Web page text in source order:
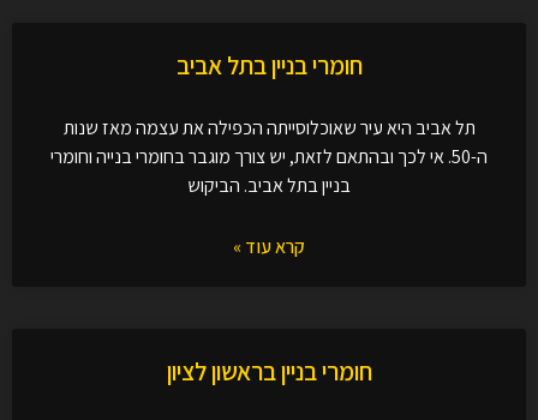
חומרי בניין בתל אביב
תל אביב היא עיר שאוכלוסייתה הכפילה את עצמה מאז שנות
ה-50. אי לכך ובהתאם לזאת, יש צורך מוגבר בחומרי בנייה וחומרי
בניין בתל אביב. הביקוש
קרא עוד »
חומרי בניין בראשון לציון